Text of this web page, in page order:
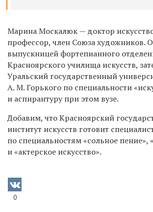
Марина Москалюк — доктор
профессор, член Союза художников.
выпускницей фортепианного
Красноярского училища искусств,
Уральский государственный
А. М. Горького по специальности
и аспирантуру при этом вузе.
Добавим, что Красноярский
институт искусств готовит
по специальностям «сольное пение»,
и «актерское искусство».
0